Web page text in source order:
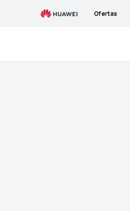
Comprar
HUAWEI
Ofertas